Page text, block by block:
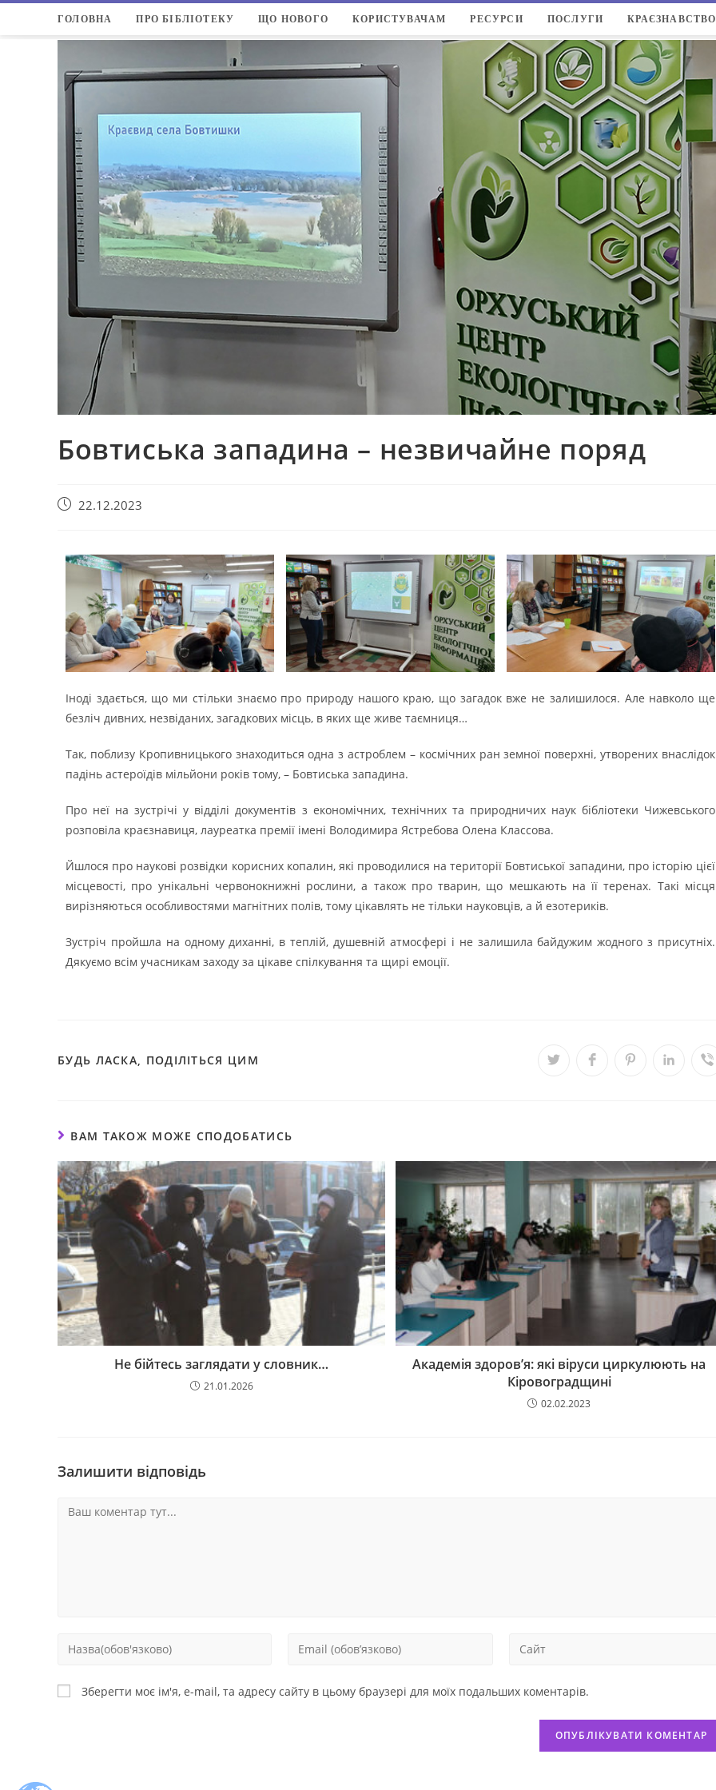
ГОЛОВНА ПРО БІБЛІОТЕКУ ЩО НОВОГО КОРИСТУВАЧАМ РЕСУРСИ ПОСЛУГИ КРАЄЗНАВСТВО
Бовтиська западина – незвичайне поряд
22.12.2023
Іноді здається, що ми стільки знаємо про природу нашого краю, що загадок вже не залишилося. Але навколо ще
безліч дивних, незвіданих, загадкових місць, в яких ще живе таємниця…
Так, поблизу Кропивницького знаходиться одна з астроблем – космічних ран земної поверхні, утворених внаслідок
падінь астероїдів мільйони років тому, – Бовтиська западина.
Про неї на зустрічі у відділі документів з економічних, технічних та природничих наук бібліотеки Чижевського
розповіла краєзнавиця, лауреатка премії імені Володимира Ястребова Олена Классова.
Йшлося про наукові розвідки корисних копалин, які проводилися на території Бовтиської западини, про історію цієї
місцевості, про унікальні червонокнижні рослини, а також про тварин, що мешкають на її теренах. Такі місця
вирізняються особливостями магнітних полів, тому цікавлять не тільки науковців, а й езотериків.
Зустріч пройшла на одному диханні, в теплій, душевній атмосфері і не залишила байдужим жодного з присутніх.
Дякуємо всім учасникам заходу за цікаве спілкування та щирі емоції.
БУДЬ ЛАСКА, ПОДІЛІТЬСЯ ЦИМ
ВАМ ТАКОЖ МОЖЕ СПОДОБАТИСЬ
Не бійтесь заглядати у словник…
21.01.2026
Академія здоров’я: які віруси циркулюють на
Кіровоградщині
02.02.2023
Залишити відповідь
Зберегти моє ім'я, e-mail, та адресу сайту в цьому браузері для моїх подальших коментарів.